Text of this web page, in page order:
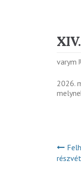
varym
2026.